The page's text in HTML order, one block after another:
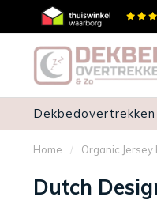
Gratis
Dekbedovertrekken
Home / Organic
Dutch